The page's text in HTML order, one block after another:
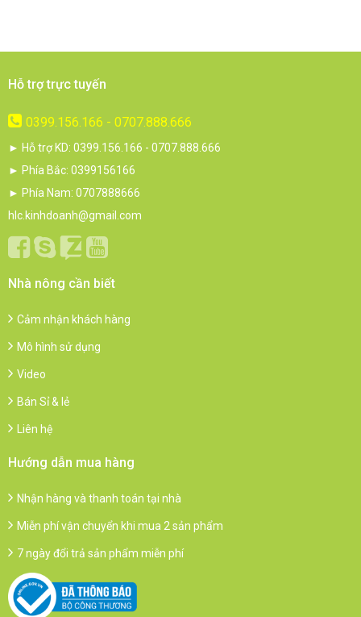
Hỗ trợ trực tuyến
0399.156.166 - 0707.888.666
► Hỗ trợ KD: 0399.156.166 - 0707.888.666
► Phía Bắc: 0399156166
► Phía Nam: 0707888666
hlc.kinhdoanh@gmail.com
Nhà nông cần biết
Cảm nhận khách hàng
Mô hình sử dụng
Video
Bán Sỉ & lẻ
Liên hệ
Hướng dẫn mua hàng
Nhận hàng và thanh toán tại nhà
Miễn phí vận chuyển khi mua 2 sản phẩm
7 ngày đổi trả sản phẩm miễn phí